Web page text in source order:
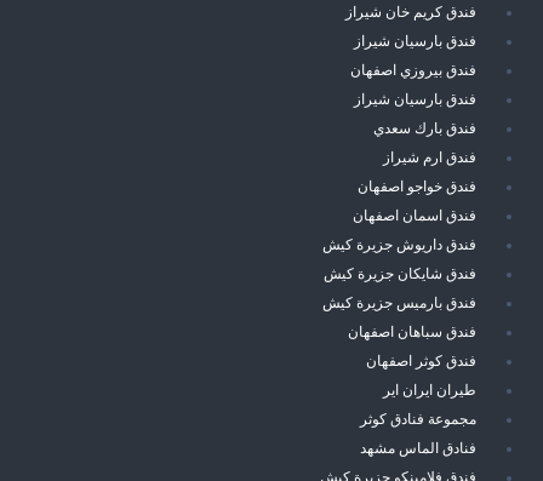
فندق كريم خان شيراز
فندق بارسيان شيراز
فندق بيروزي اصفهان
فندق بارسيان شيراز
فندق بارك سعدي
فندق ارم شيراز
فندق خواجو اصفهان
فندق اسمان اصفهان
فندق داريوش جزيرة كيش
فندق شايكان جزيرة كيش
فندق بارميس جزيرة كيش
فندق سباهان اصفهان
فندق كوثر اصفهان
طيران ايران اير
مجموعة فنادق كوثر
فنادق الماس مشهد
فندق فلامينكو جزيرة كيش